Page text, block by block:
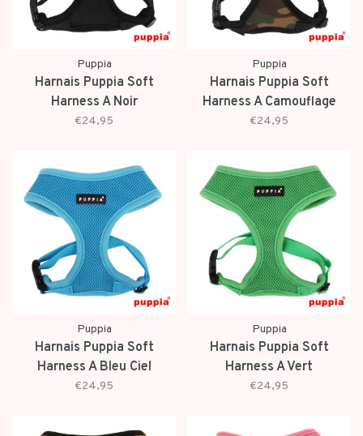
Puppia
Harnais Puppia Soft
Harness A Noir
€24,95
Puppia
Harnais Puppia Soft
Harness A Camouflage
€24,95
Puppia
Harnais Puppia Soft
Harness A Bleu Ciel
€24,95
Puppia
Harnais Puppia Soft
Harness A Vert
€24,95